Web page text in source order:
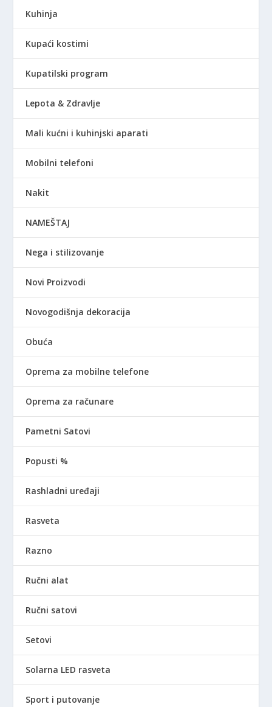
Kuhinja
Kupaći kostimi
Kupatilski program
Lepota & Zdravlje
Mali kućni i kuhinjski aparati
Mobilni telefoni
Nakit
NAMEŠTAJ
Nega i stilizovanje
Novi Proizvodi
Novogodišnja dekoracija
Obuća
Oprema za mobilne telefone
Oprema za računare
Pametni Satovi
Popusti %
Rashladni uređaji
Rasveta
Razno
Ručni alat
Ručni satovi
Setovi
Solarna LED rasveta
Sport i putovanje